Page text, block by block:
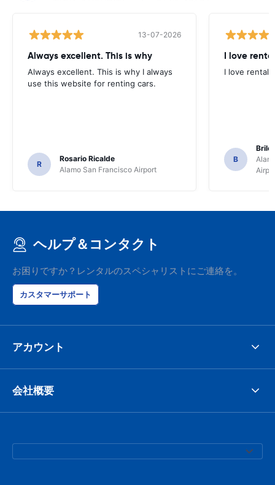
13-07-2026
Always excellent. This is why
Always excellent. This is why I always
use this website for renting cars.
R
Rosario Ricalde
Alamo San Francisco Airport
I love
I love rental
B
ヘルプ＆コンタクト
お困りですか？レンタルのスペシャリストにご連絡を。
カスタマーサポート
アカウント
会社概要